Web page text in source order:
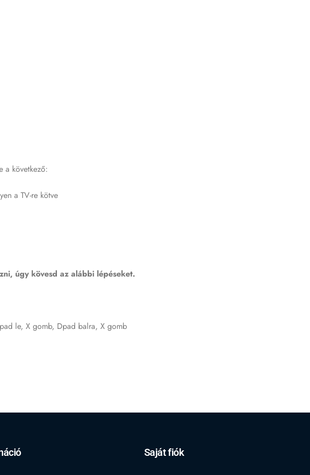
a következő:
a TV-re kötve
úgy kövesd az alábbi lépéseket.
le, X gomb, Dpad balra, X gomb
Saját fiók